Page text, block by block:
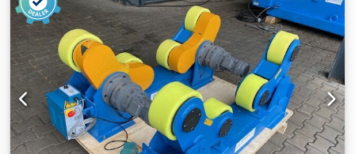
Amol Dwnls Aja various heights The supports themselves
have a load capacity of up to 8 tons Prices from €480 to
€850